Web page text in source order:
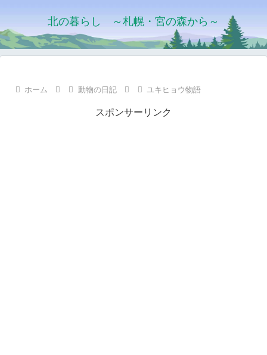
北の暮らし ～札幌・宮の森から～
ホーム 動物の日記 ユキヒョウ物語
スポンサーリンク